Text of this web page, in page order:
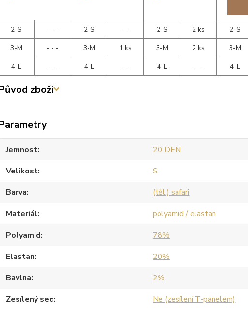
2-S
- - -
3-M
- - -
4-L
- - -
2-S
- - -
3-M
1 ks
4-L
- - -
2-S
2 ks
3-M
2 ks
4-L
- - -
2-S
3-M
4-L
zboží
Jemnost
20 DEN
Velikost
S
Barva
(těl.) safari
Materiál
polyamid / elastan
Polyamid
78%
Elastan
20%
Bavlna
2%
Zesílený sed
Ne (zesílení T-panelem)